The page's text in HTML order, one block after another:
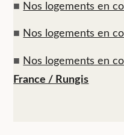
■ Nos logements en
■ Nos logements en
■ Nos logements en
France / Rungis